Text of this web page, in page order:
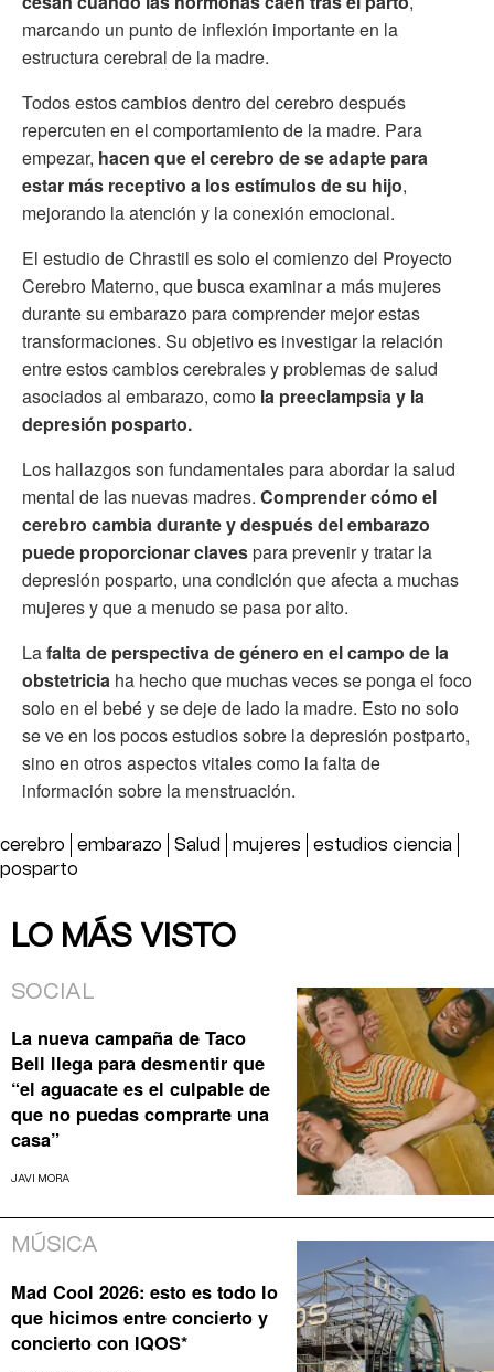
marcando un punto de inflexión importante en la
estructura cerebral de la madre.
Todos estos cambios dentro del cerebro después
repercuten en el comportamiento de la madre. Para
empezar, hacen que el cerebro de se adapte para
estar más receptivo a los estímulos de su hijo,
mejorando la atención y la conexión emocional.
El estudio de Chrastil es solo el comienzo del Proyecto
Cerebro Materno, que busca examinar a más mujeres
durante su embarazo para comprender mejor estas
transformaciones. Su objetivo es investigar la relación
entre estos cambios cerebrales y problemas de salud
asociados al embarazo, como la preeclampsia y la
depresión posparto.
Los hallazgos son fundamentales para abordar la salud
mental de las nuevas madres. Comprender cómo el
cerebro cambia durante y después del embarazo
puede proporcionar clavespara prevenir y tratar la
depresión posparto, una condición que afecta a muchas
mujeres y que a menudo se pasa por alto.
Lafalta de perspectiva de género en el campo de la
obstetricia ha hecho que muchas veces se ponga el foco
solo en el bebé y se deje de lado la madre. Esto no solo
se ve en los pocos estudios sobre la depresión postparto,
sino en otros aspectos vitales como la falta de
información sobre la menstruación.
cerebro embarazo Salud mujeres
estudios ciencia
posparto
LO MÁS VISTO
SOCIAL
La nueva campaña de Taco
Bell llega para desmentir que
“el aguacate es el culpable de
que no puedas comprarte una
casa”
JAVI MORA
MÚSICA
Mad Cool 2026: esto es todo lo
que hicimos entre concierto y
concierto con IQOS*